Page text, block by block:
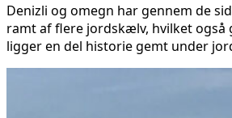
Denizli og omegn har gennem de
ramt af flere jordskælv, hvilket også
ligger en del historie gemt under